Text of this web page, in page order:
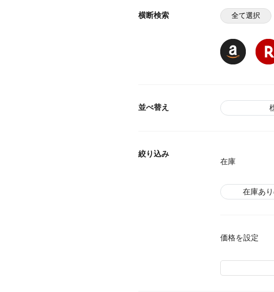
横断検索 全て選択
並べ替え
絞り込み
在庫
在庫あ
価格を設定